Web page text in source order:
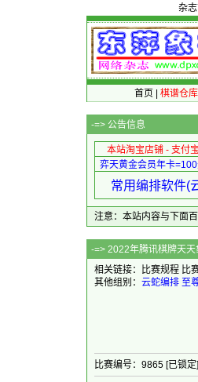
杂
首页 棋谱仓库
-=> 公告信息
本站淘宝店铺 - 支付宝
弈天黄金会员年卡
常用编排软件(
注意：本站内容与下面
-=> 2022年腾讯
相关链接：
比赛规程 比
其他组别： 云蛇编排 至
比赛编号：9865 [已锁定]